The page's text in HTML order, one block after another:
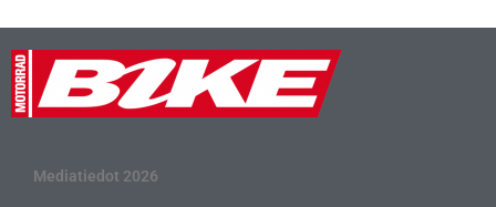
Mediatiedot 2026